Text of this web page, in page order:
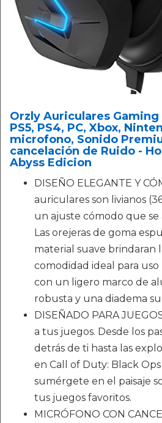
Orzly Auriculares
PS5, PS4, PC, Xbox,
microfono, Sonido
cancelación de Ruido -
Abyss Edicion
DISEÑO ELEGANTE Y
auriculares son livianos
un ajuste cómodo que se
Las orejeras de goma
material suave brindaran
comodidad ideal para
con un ligero marco de
robusta y una diadema
DISEÑADO PARA
a tus juegos. Desde los
detrás de ti hasta las
en Call of Duty: Black
sumérgete en el paisaje
tus juegos favoritos.
MICRÓFONO CON